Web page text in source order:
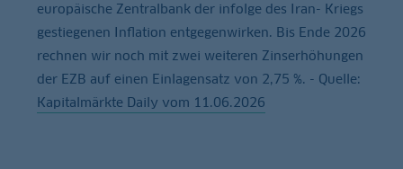
europäische Zentralbank der infolge des Iran- Kriegs
gestiegenen Inflation entgegenwirken. Bis Ende 2026
rechnen wir noch mit zwei weiteren Zinserhöhungen
der EZB auf einen Einlagensatz von 2,75 %. - Quelle:
Kapitalmärkte Daily vom 11.06.2026